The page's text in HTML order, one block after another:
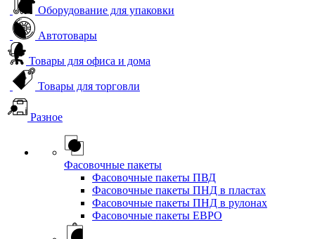
Оборудование для упаковки
Автотовары
Товары для офиса и дома
Товары для торговли
Разное
Фасовочные пакеты
Фасовочные пакеты ПВД
Фасовочные пакеты ПНД в пластах
Фасовочные пакеты ПНД в рулонах
Фасовочные пакеты ЕВРО